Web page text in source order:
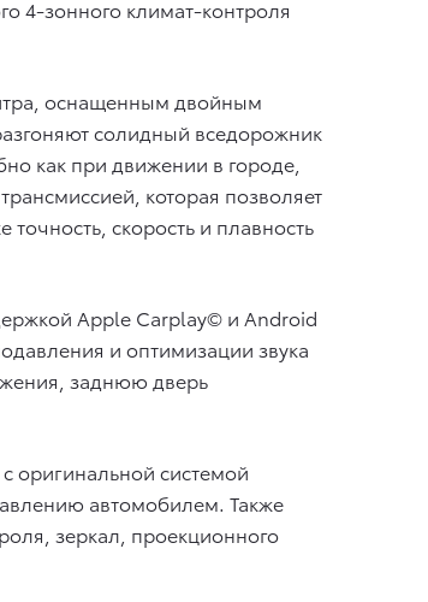
4-зонного климат-контроля
оснащенным двойным
солидный вседорожник
как при движении в городе,
которая позволяет
скорость и плавность
Apple Carplay© и Android
и оптимизации звука
заднюю дверь
оригинальной системой
автомобилем. Также
зеркал, проекционного